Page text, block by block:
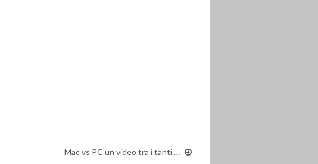
Mac vs PC un video tra i tanti …